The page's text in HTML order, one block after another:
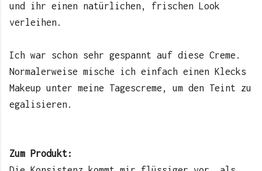
und ihr einen natürlichen, frischen Look
verleihen.
Ich war schon sehr gespannt auf diese Creme.
Normalerweise mische ich einfach einen Klecks
Makeup unter meine Tagescreme, um den Teint zu
egalisieren.
Zum Produkt: